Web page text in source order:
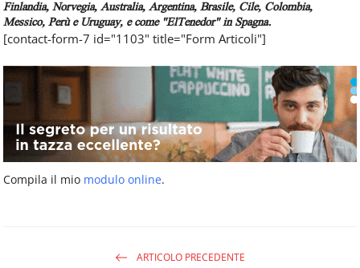
Finlandia, Norvegia, Australia, Argentina, Brasile, Cile, Colombia,
Messico, Perù e Uruguay, e come "ElTenedor" in Spagna.
[contact-form-7 id="1103" title="Form Articoli"]
Compila il mio modulo online.
ARTICOLO PRECEDENTE